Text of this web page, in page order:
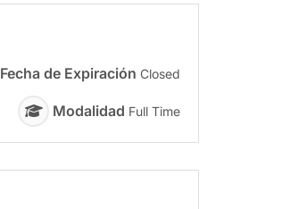
Fecha de Expiración Closed
Modalidad Full Time